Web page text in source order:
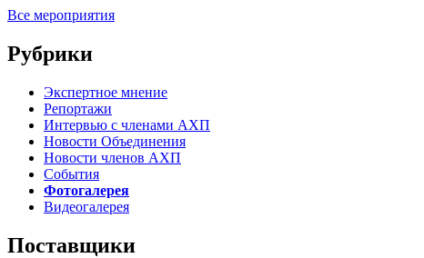
Все мероприятия
Рубрики
Экспертное мнение
Репортажи
Интервью с членами АХП
Новости Объединения
Новости членов АХП
События
Фотогалерея
Видеогалерея
Поставщики